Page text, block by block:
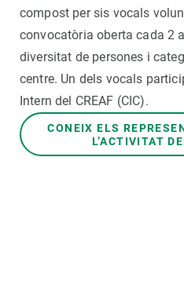
compost per sis vocals
convocatòria oberta cada 2
diversitat de persones i
centre. Un dels vocals
Intern del CREAF (CIC).
CONEIX ELS
L’ACTIVITAT